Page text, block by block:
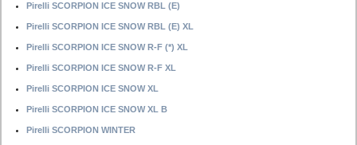
Pirelli SCORPION ICE SNOW RBL (E)
Pirelli SCORPION ICE SNOW RBL (E) XL
Pirelli SCORPION ICE SNOW R-F (*) XL
Pirelli SCORPION ICE SNOW R-F XL
Pirelli SCORPION ICE SNOW XL
Pirelli SCORPION ICE SNOW XL B
Pirelli SCORPION WINTER